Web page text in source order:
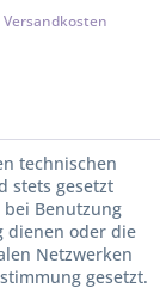
Versandkosten
technischen
stets gesetzt
Benutzung
dienen oder die
Netzwerken
gesetzt.